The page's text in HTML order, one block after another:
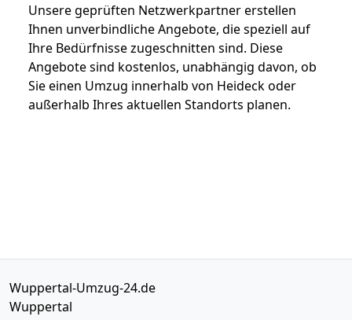
Unsere geprüften Netzwerkpartner erstellen
Ihnen unverbindliche Angebote, die speziell auf
Ihre Bedürfnisse zugeschnitten sind. Diese
Angebote sind kostenlos, unabhängig davon, ob
Sie einen Umzug innerhalb von Heideck oder
außerhalb Ihres aktuellen Standorts planen.
Wuppertal-Umzug-24.de
Wuppertal